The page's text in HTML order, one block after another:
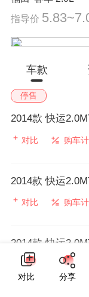
指导价
车款
停售
2014款 快运
对比 购车
2014款 快运
对比 购车
2014款 快运
对比 购车计
对比
分享